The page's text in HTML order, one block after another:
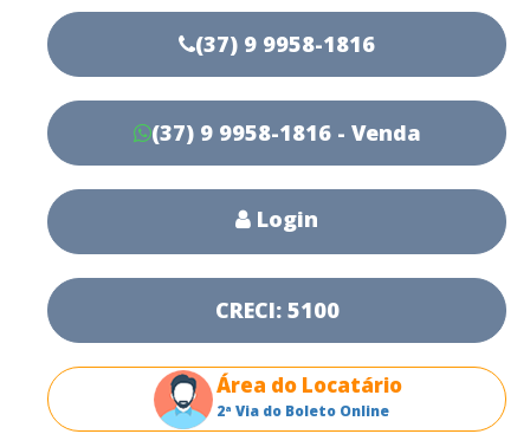
(37) 9 9958-1816
(37) 9 9958-1816 - Venda
Login
CRECI: 5100
Área do Locatário
2ª Via do Boleto Online